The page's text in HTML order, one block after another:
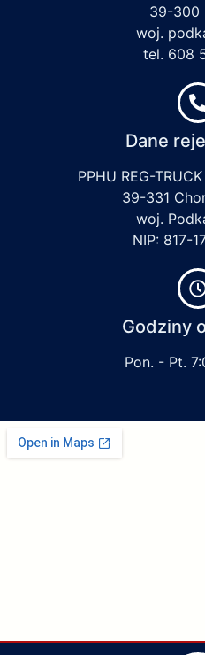
39-300
woj.
tel. 608
Dane
PPHU REG-
39-331
woj.
NIP: 817-
Godziny
Pon. - Pt.